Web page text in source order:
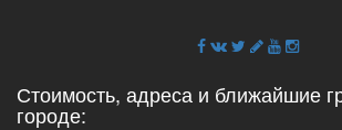
Стоимость, адреса и ближайшие
городе: